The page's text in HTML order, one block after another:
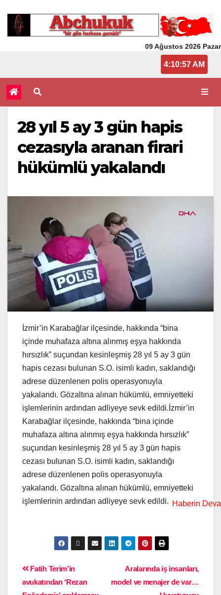
09 Ağustos 2026 Pazar
4:10:58 AM
28 yıl 5 ay 3 gün hapis
cezasıyla aranan firari
hükümlü yakalandı
İzmir’in Karabağlar ilçesinde, hakkında “bina
içinde muhafaza altına alınmış eşya hakkında
hırsızlık” suçundan kesinleşmiş 28 yıl 5 ay 3 gün
hapis cezası bulunan S.O. isimli kadın, saklandığı
adrese düzenlenen polis operasyonuyla
yakalandı. Gözaltına alınan hükümlü, emniyetteki
işlemlerinin ardından adliyeye sevk edildi.İzmir’in
Karabağlar ilçesinde, hakkında “bina içinde
muhafaza altına alınmış eşya hakkında hırsızlık”
suçundan kesinleşmiş 28 yıl 5 ay 3 gün hapis
cezası bulunan S.O. isimli kadın, saklandığı
adrese düzenlenen polis operasyonuyla
yakalandı. Gözaltına alınan hükümlü, emniyetteki
işlemlerinin ardından adliyeye sevk edildi.
Aralarında iş insanları,
model ve menajer de var…
Fatih Terim’in
avukatından ‘Rezan